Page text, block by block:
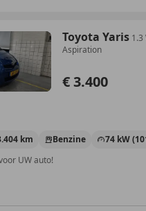
Toyota Yaris 1.3
Aspiration
€ 3.400
km Benzine
74 kW
UW auto!